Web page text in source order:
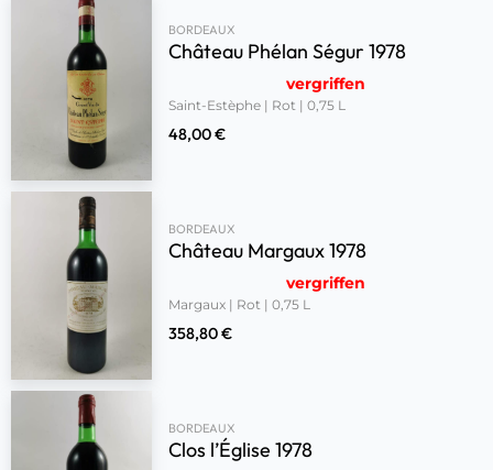
BORDEAUX
Château Phélan Ségur 1978
vergriffen
Saint-Estèphe | Rot | 0,75 L
48,00€
BORDEAUX
Château Margaux 1978
vergriffen
Margaux | Rot | 0,75 L
358,80€
BORDEAUX
Clos l’Église 1978